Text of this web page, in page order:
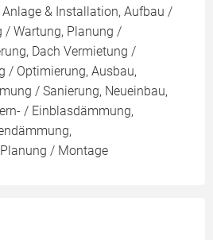
& Installation, Aufbau /
/ Wartung, Planung /
Dach Vermietung /
/ Optimierung, Ausbau,
/ Sanierung, Neueinbau,
/ Einblasdämmung,
/ Montage